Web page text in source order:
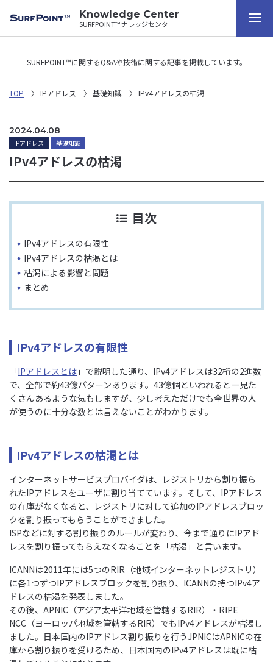
Knowledge Center
SURFPOINT™ ナレッジセンター
SURFPOINT™に関するQ&Aや技術に関する記事を掲載しています。
TOP IPアドレス 基礎知識 IPv4アドレスの枯渇
2024.04.08
IPアドレス 基礎知識
IPv4アドレスの枯渇
目次
IPv4アドレスの有限性
IPv4アドレスの枯渇とは
枯渇による影響と問題
まとめ
IPv4アドレスの有限性
「IPアドレスとは 」で説明した通り、IPv4アドレスは32桁の2進数
で、全部で約43億パターンあります。43億個といわれると一見た
くさんあるような気もしますが、少し考えただけでも全世界の人
が使うのに十分な数とは言えないことがわかります。
IPv4アドレスの枯渇とは
インターネットサービスプロバイダは、レジストリから割り振ら
れたIPアドレスをユーザに割り当てています。そして、IPアドレス
の在庫がなくなると、レジストリに対して追加のIPアドレスブロッ
クを割り振ってもらうことができました。
ISPなどに対する割り振りのルールが変わり、今まで通りにIPアド
レスを割り振ってもらえなくなることを「枯渇」と言います。
ICANNは2011年には5つのRIR（地域インターネットレジストリ）
に各1つずつIPアドレスブロックを割り振り、ICANNの持つIPv4ア
ドレスの枯渇を発表しました。
その後、APNIC（アジア太平洋地域を管轄するRIR）・RIPE
NCC（ヨーロッパ地域を管轄するRIR）でもIPv4アドレスが枯渇し
ました。日本国内のIPアドレス割り振りを行うJPNICはAPNICの在
庫から割り振りを受けるため、日本国内のIPv4アドレスは既に枯